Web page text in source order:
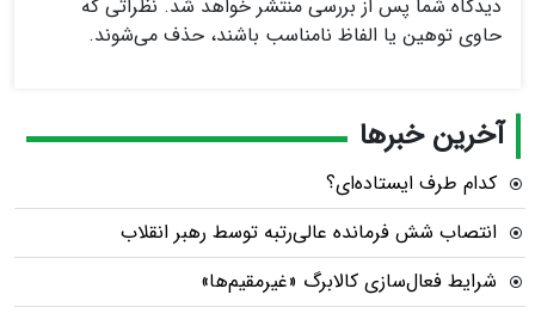
دیدگاه شما پس از بررسی منتشر خواهد شد. نظراتی که
حاوی توهین یا الفاظ نامناسب باشند، حذف می‌شوند.
آخرین خبرها
کدام طرف ایستاده‌ای؟
انتصاب شش فرمانده عالی‌رتبه توسط رهبر انقلاب
شرایط فعال‌سازی کالابرگ «غیرمقیم‌ها»